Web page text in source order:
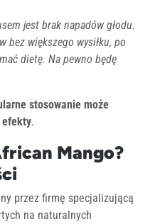
jest brak napadów głodu.
bez większego wysiłku, po
dietę. Na pewno będę
stosowanie może
efekty.
Mango?
przez firmę specjalizującą
na naturalnych